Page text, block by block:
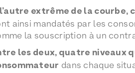
extrême de la courbe,
ainsi mandatés par les
la souscription à un
les deux, quatre niveaux
dans chaque